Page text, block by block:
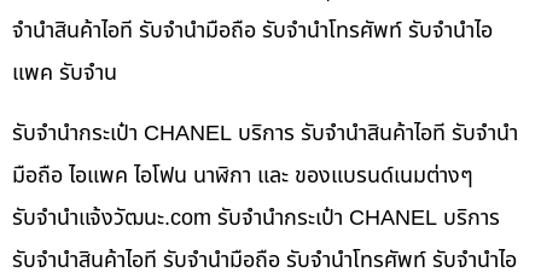
จำนำสินค้าไอที รับจำนำมือถือ รับจำนำโทรศัพท์ รับจำนำไอ
แพค รับจำน
รับจำนำกระเป๋า CHANEL บริการ รับจำนำสินค้าไอที รับจำนำ
มือถือ ไอแพค ไอโฟน นาฬิกา และ ของแบรนด์เนมต่างๆ
รับจํานําแจ้งวัฒนะ.com รับจำนำกระเป๋า CHANEL บริการ
รับจำนำสินค้าไอที รับจำนำมือถือ รับจำนำโทรศัพท์ รับจำนำไอ